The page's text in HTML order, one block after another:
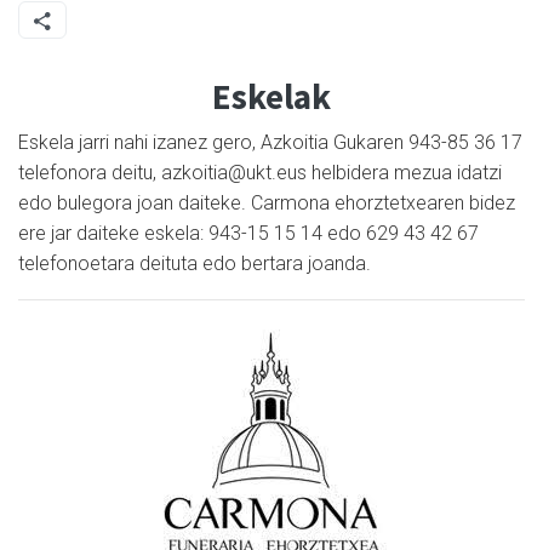
Eskelak
Eskela jarri nahi izanez gero, Azkoitia Gukaren 943-85 36 17
telefonora deitu, azkoitia@ukt.eus helbidera mezua idatzi
edo bulegora joan daiteke. Carmona ehorztetxearen bidez
ere jar daiteke eskela: 943-15 15 14 edo 629 43 42 67
telefonoetara deituta edo bertara joanda.